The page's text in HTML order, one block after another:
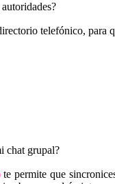
telefónico, para
chat grupal?
te permite que